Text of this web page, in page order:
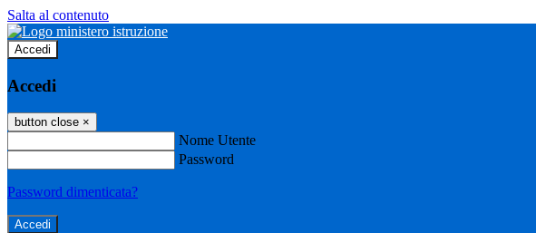
Salta al contenuto
Accedi
Accedi
button close ×
Nome Utente
Password
Password dimenticata?